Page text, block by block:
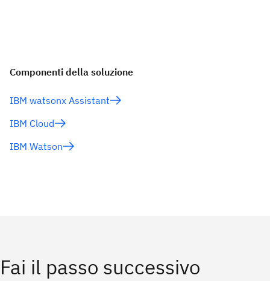
Componenti della soluzione
IBM watsonx Assistant
IBM Cloud
IBM Watson
Fai il passo successivo